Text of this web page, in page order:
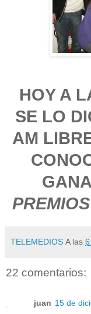
HOY A
SE LO
AM
TELEMEDIOS A las
22 comentarios:
juan 15 de